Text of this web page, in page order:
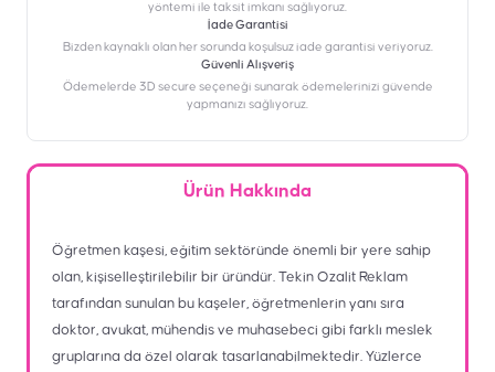
yöntemi ile taksit imkanı sağlıyoruz.
İade Garantisi
Bizden kaynaklı olan her sorunda koşulsuz iade garantisi veriyoruz.
Güvenli Alışveriş
Ödemelerde 3D secure seçeneği sunarak ödemelerinizi güvende
yapmanızı sağlıyoruz.
Ürün Hakkında
Öğretmen kaşesi, eğitim sektöründe önemli bir yere sahip
olan, kişiselleştirilebilir bir üründür. Tekin Ozalit Reklam
tarafından sunulan bu kaşeler, öğretmenlerin yanı sıra
doktor, avukat, mühendis ve muhasebeci gibi farklı meslek
gruplarına da özel olarak tasarlanabilmektedir. Yüzlerce